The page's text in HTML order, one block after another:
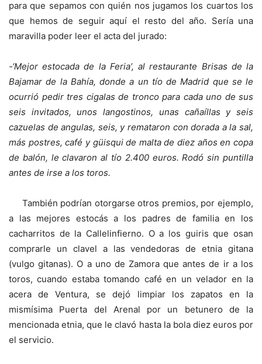
para que sepamos con quién nos jugamos los cuartos los
que hemos de seguir aquí el resto del año. Sería una
maravilla poder leer el acta del jurado:
-‘Mejor estocada de la Feria’, al restaurante Brisas de la
Bajamar de la Bahía, donde a un tío de Madrid que se le
ocurrió pedir tres cigalas de tronco para cada uno de sus
seis invitados, unos langostinos, unas cañaíllas y seis
cazuelas de angulas, seis, y remataron con dorada a la sal,
más postres, café y güisqui de malta de diez años en copa
de balón, le clavaron al tío 2.400 euros. Rodó sin puntilla
antes de irse a los toros.
También podrían otorgarse otros premios, por ejemplo,
a las mejores estocás a los padres de familia en los
cacharritos de la Callelinfierno. O a los guiris que osan
comprarle un clavel a las vendedoras de etnia gitana
(vulgo gitanas). O a uno de Zamora que antes de ir a los
toros, cuando estaba tomando café en un velador en la
acera de Ventura, se dejó limpiar los zapatos en la
mismísima Puerta del Arenal por un betunero de la
mencionada etnia, que le clavó hasta la bola diez euros por
el servicio.